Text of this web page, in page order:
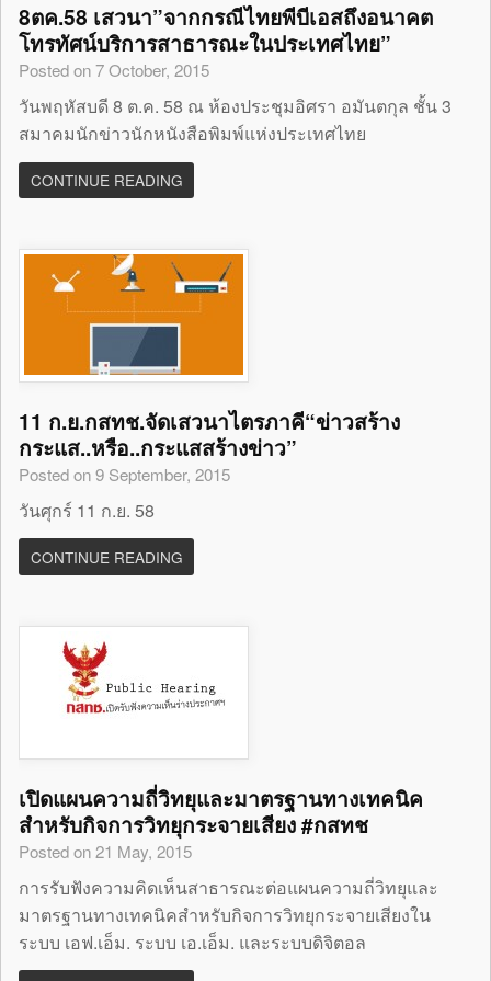
8ตค.58 เสวนา”จากกรณีไทยพีบีเอสถึงอนาคต
โทรทัศน์บริการสาธารณะในประเทศไทย”
Posted on 7 October, 2015
วันพฤหัสบดี 8 ต.ค. 58 ณ ห้องประชุมอิศรา อมันตกุล ชั้น 3
สมาคมนักข่าวนักหนังสือพิมพ์แห่งประเทศไทย
CONTINUE READING
11 ก.ย.กสทช.จัดเสวนาไตรภาคี“ข่าวสร้าง
กระแส..หรือ..กระแสสร้างข่าว”
Posted on 9 September, 2015
วันศุกร์ 11 ก.ย. 58
CONTINUE READING
เปิดแผนความถี่วิทยุและมาตรฐานทางเทคนิค
สำหรับกิจการวิทยุกระจายเสียง #กสทช
Posted on 21 May, 2015
การรับฟังความคิดเห็นสาธารณะต่อแผนความถี่วิทยุและ
มาตรฐานทางเทคนิคสำหรับกิจการวิทยุกระจายเสียงใน
ระบบ เอฟ.เอ็ม. ระบบ เอ.เอ็ม. และระบบดิจิตอล